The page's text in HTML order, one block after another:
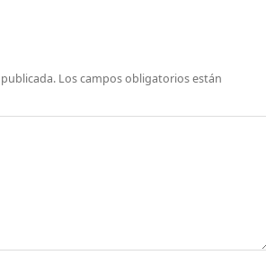
Los campos obligatorios están